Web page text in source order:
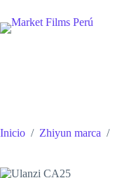
contenido
Inicio / Zhiyun marca /